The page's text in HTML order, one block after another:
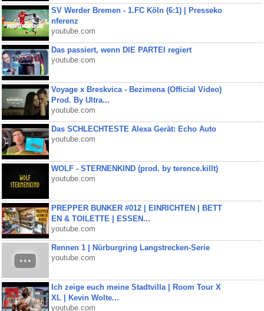
SV Werder Bremen - 1.FC Köln (6:1) | Presseko
nferenz
youtube.com
Das passiert, wenn DIE PARTEI regiert
youtube.com
Voyage x Breskvica - Bezimena (Official Video)
Prod. By Ultra...
youtube.com
Das SCHLECHTESTE Alexa Gerät: Echo Auto
youtube.com
WOLF - STERNENKIND (prod. by terence.killt)
youtube.com
PREPPER BUNKER #012 | EINRICHTEN | BETT
EN & TOILETTE | ESSEN...
youtube.com
Rennen 1 | Nürburgring Langstrecken-Serie
youtube.com
Ich zeige euch meine Stadtvilla | Room Tour X
XL | Kevin Wolte...
youtube.com